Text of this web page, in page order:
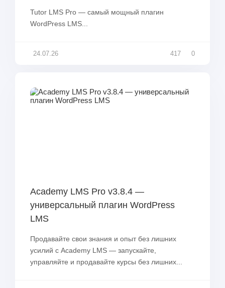
Tutor LMS Pro — самый мощный плагин
WordPress LMS...
24.07.26 417 0
Academy LMS Pro v3.8.4 —
универсальный плагин WordPress
LMS
Продавайте свои знания и опыт без лишних
усилий с Academy LMS — запускайте,
управляйте и продавайте курсы без лишних...